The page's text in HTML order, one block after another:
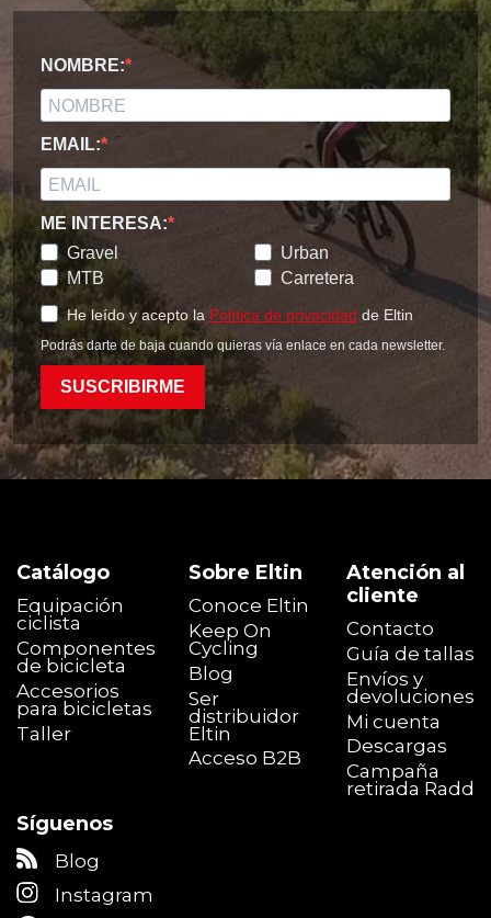
NOMBRE:
EMAIL:
ME INTERESA:
Gravel
MTB
Urban
Carretera
He leído y acepto la Política de privacidad de Eltin
Podrás darte de baja cuando quieras vía enlace en cada newsletter.
SUSCRIBIRME
Catálogo
Equipación
ciclista
Componentes
de bicicleta
Accesorios
para bicicletas
Taller
Sobre Eltin
Conoce Eltin
Keep On
Cycling
Blog
Ser
distribuidor
Eltin
Acceso B2B
Atención al
cliente
Contacto
Guía de tallas
Envíos y
devoluciones
Mi cuenta
Descargas
Campaña
retirada Radd
Síguenos
Blog
Instagram